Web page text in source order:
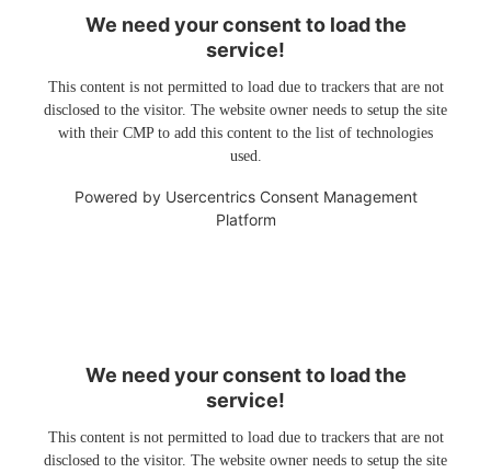
We need your consent to load the
service!
This content is not permitted to load due to trackers that are not
disclosed to the visitor. The website owner needs to setup the site
with their CMP to add this content to the list of technologies
used.
Powered by Usercentrics Consent Management
Platform
We need your consent to load the
service!
This content is not permitted to load due to trackers that are not
disclosed to the visitor. The website owner needs to setup the site